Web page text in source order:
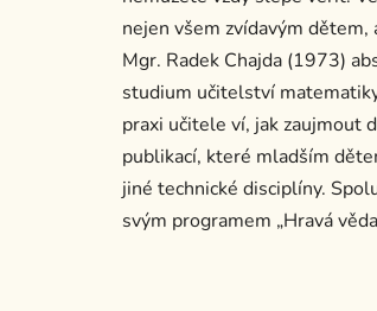
nejen všem zvídavým
Mgr. Radek Chajda (1973)
studium učitelství
praxi učitele ví, jak zaujmout
publikací, které mladším
jiné technické disciplíny.
svým programem „Hravá